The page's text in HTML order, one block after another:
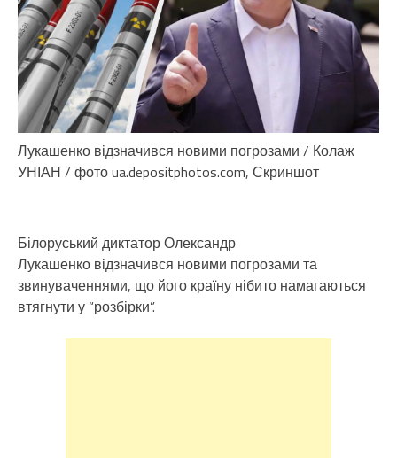
Лукашенко відзначився новими погрозами / Колаж
УНІАН / фото ua.depositphotos.com, Скриншот
Білоруський диктатор Олександр
Лукашенко відзначився новими погрозами та
звинуваченнями, що його країну нібито намагаються
втягнути у “розбірки”.